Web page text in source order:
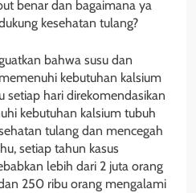
benar dan bagaimana ya
kesehatan tulang?
bahwa susu dan
kebutuhan kalsium
setiap hari direkomendasikan
kebutuhan kalsium tubuh
tulang dan mencegah
setiap tahun kasus
lebih dari 2 juta orang
250 ribu orang mengalami